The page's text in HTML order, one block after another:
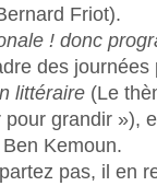
Friot).
! donc
des
littéraire (Le
grandir »),
Kemoun.
pas, il en